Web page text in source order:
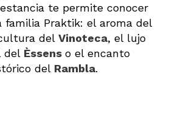
te permite conocer
familia Praktik: el aroma del
del Vinoteca, el lujo
del Èssens o el encanto
del Rambla.